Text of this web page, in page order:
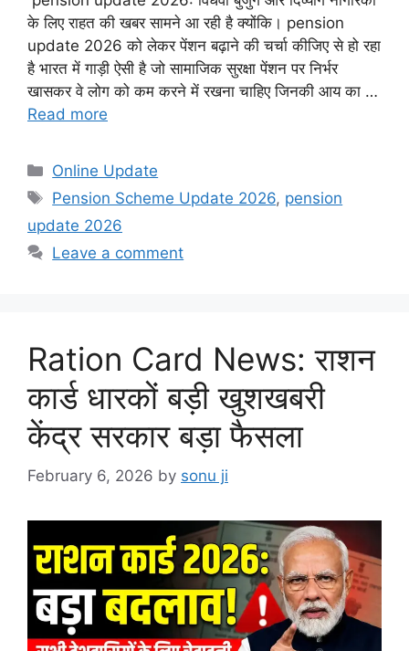
के लिए राहत की खबर सामने आ रही है क्योंकि। pension
update 2026 को लेकर पेंशन बढ़ाने की चर्चा कीजिए से हो रहा
है भारत में गाड़ी ऐसी है जो सामाजिक सुरक्षा पेंशन पर निर्भर
खासकर वे लोग को कम करने में रखना चाहिए जिनकी आय का …
Read more
Categories
Online Update
Tags
Pension Scheme Update 2026, pension
update 2026
Leave a comment
Ration Card News: राशन
कार्ड धारकों बड़ी खुशखबरी
केंद्र सरकार बड़ा फैसला
February 6, 2026 by sonu ji